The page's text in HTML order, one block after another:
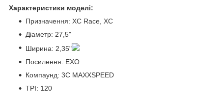
Характеристики моделі:
Призначення: XC Race, XC
Діаметр: 27,5"
Ширина: 2,35"
Посилення: EXO
Компаунд: 3C MAXXSPEED
TPI: 120